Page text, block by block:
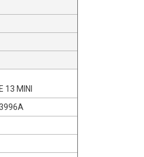
13 MINI